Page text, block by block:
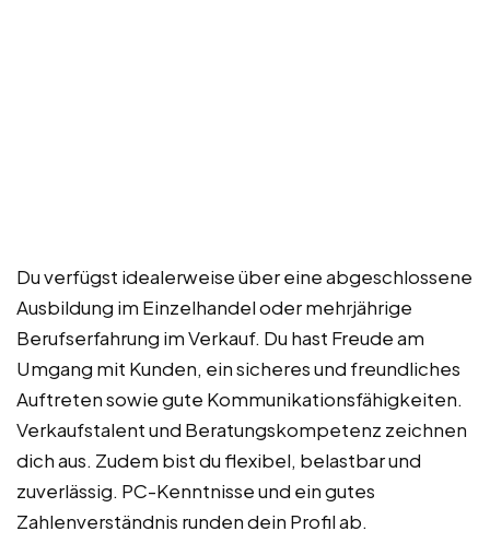
Du verfügst idealerweise über eine abgeschlossene
Ausbildung im Einzelhandel oder mehrjährige
Berufserfahrung im Verkauf. Du hast Freude am
Umgang mit Kunden, ein sicheres und freundliches
Auftreten sowie gute Kommunikationsfähigkeiten.
Verkaufstalent und Beratungskompetenz zeichnen
dich aus. Zudem bist du flexibel, belastbar und
zuverlässig. PC-Kenntnisse und ein gutes
Zahlenverständnis runden dein Profil ab.